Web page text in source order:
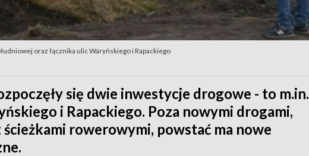
oraz łącznika ulic Waryńskiego i Rapackiego
się dwie inwestycje drogowe - to m.in.
i Rapackiego. Poza nowymi drogami,
rowerowymi, powstać ma nowe